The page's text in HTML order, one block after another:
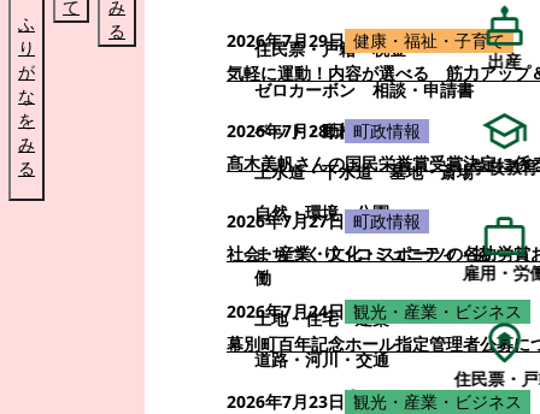
ふ
り
が
な
を
み
る
て
み
る
住民票・戸籍
税金
ゼロカーボン
相談・申請書
ペット・動植物
ごみ
上水道・下水道
墓地・斎場
自然・環境・公園
まちづくり・コミュニティ・協
働
土地・住宅・建築
道路・河川・交通
2026年7月29日 健康・福祉・子育て
気軽に運動！内容が選べる 筋力アップ
2026年7月28日 町政情報
髙木美帆さんの国民栄誉賞受賞決定に係
2026年7月27日 町政情報
社会・産業・文化・スポーツの各功労
2026年7月24日 観光・産業・ビジネス
幕別町百年記念ホール指定管理者公募に
2026年7月23日 観光・産業・ビジネス
出産
学校教育
雇用・労
住民票・